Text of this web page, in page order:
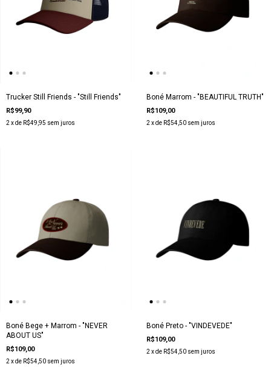
Trucker Still Friends - "Still Friends"
R$99,90
2x de R$49,95 sem juros
Boné Marrom - "BEAUTIFUL TRUTH"
R$109,00
2 x de R$54,50 sem juros
Boné Bege + Marrom - "NEVER
ABOUT US"
R$109,00
2 x de R$54,50 sem juros
Boné Preto - "VINDEVEDE"
R$109,00
2 x de R$54,50 sem juros